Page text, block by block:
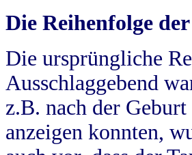
Die Reihenfolge
Die ursprüngliche
Ausschlaggebend
z.B. nach der
anzeigen konnten,